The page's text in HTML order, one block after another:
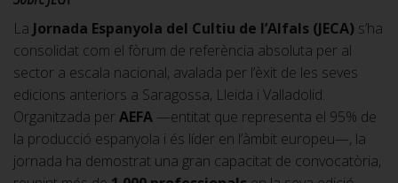
La Jornada Espanyola del Cultiu de l’Alfals (JECA) s’ha
consolidat com el fòrum de referència absoluta per al
sector a escala nacional, avalada per l’èxit de les seves
edicions anteriors a Saragossa, Lleida i Valladolid.
Organitzada perAEFA —entitat que representa el 95% de
la producció espanyola i és líder en l’àmbit europeu—, la
jornada ha demostrat una gran capacitat de convocatòria,